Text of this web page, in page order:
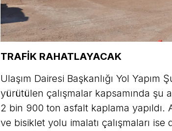
TRAFİK RAHATLAYACAK
Ulaşım Dairesi Başkanlığı Yol
yürütülen çalışmalar kapsamında şu
2 bin 900 ton asfalt kaplama
ve bisiklet yolu imalatı çalışmaları